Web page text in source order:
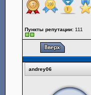
Пункты репутации: 111
andrey06